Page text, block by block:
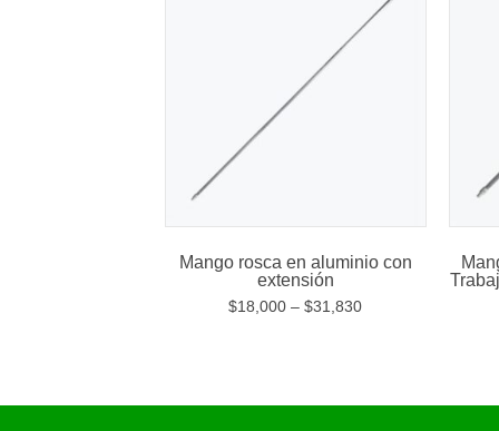
Mango rosca en aluminio con
extensión
$18,000 –$31,830